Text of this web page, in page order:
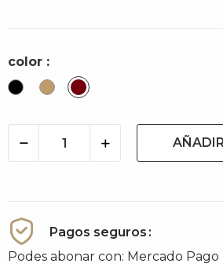
color :
NegroCamelBordo
Pagos seguros
Podes abonar con: Mercado Pago